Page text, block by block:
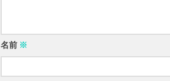
名前 ※